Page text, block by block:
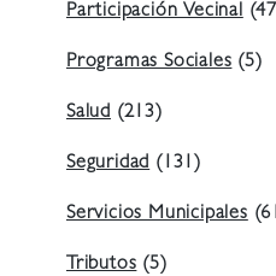
Participación Vecinal
Programas Sociales (5)
Salud (213)
Seguridad (131)
Servicios Municipales
Tributos (5)